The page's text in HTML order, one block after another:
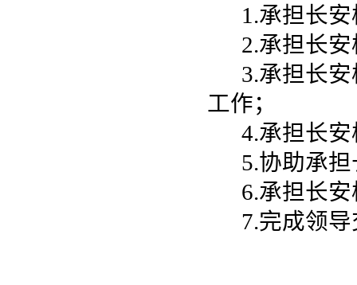
1.承担长
2.承担长
3.承担长
工作；
4.承担长
5.协助承
6.承担长
7.完成领